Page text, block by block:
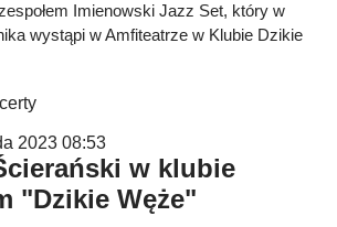
Imienowski Jazz Set, który w
wystąpi w Amfiteatrze w Klubie Dzikie
2023 08:53
w klubie
"Dzikie Węże"